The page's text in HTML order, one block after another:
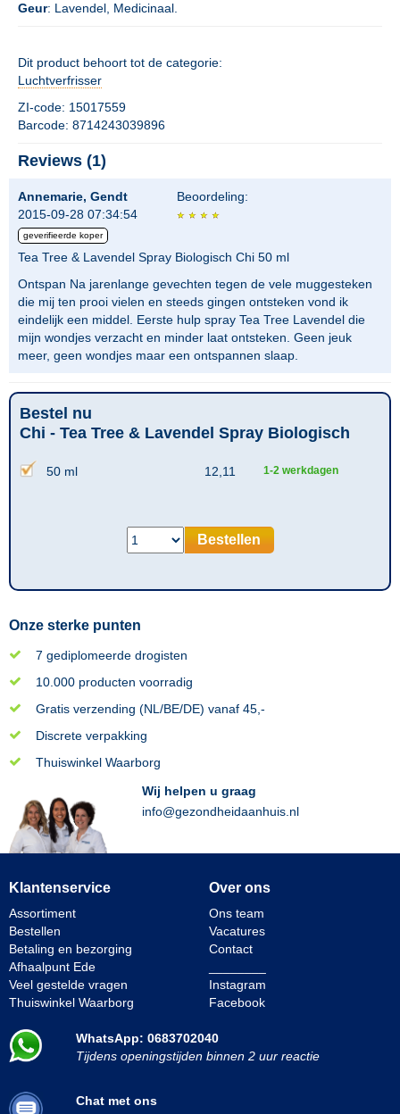
Geur: Lavendel, Medicinaal.
Dit product behoort tot de categorie:
Luchtverfrisser
ZI-code: 15017559
Barcode: 8714243039896
Reviews (1)
Annemarie, Gendt
2015-09-28 07:34:54
geverifieerde koper
Beoordeling:
Tea Tree & Lavendel Spray Biologisch Chi 50 ml
Ontspan Na jarenlange gevechten tegen de vele muggesteken
die mij ten prooi vielen en steeds gingen ontsteken vond ik
eindelijk een middel. Eerste hulp spray Tea Tree Lavendel die
mijn wondjes verzacht en minder laat ontsteken. Geen jeuk
meer, geen wondjes maar een ontspannen slaap.
Bestel nu
Chi - Tea Tree & Lavendel Spray Biologisch
50 ml 12,11 1-2 werkdagen
Bestellen
Onze sterke punten
7 gediplomeerde drogisten
10.000 producten voorradig
Gratis verzending (NL/BE/DE) vanaf 45,-
Discrete verpakking
Thuiswinkel Waarborg
Wij helpen u graag
info@gezondheidaanhuis.nl
Klantenservice
Assortiment
Bestellen
Betaling en bezorging
Afhaalpunt Ede
Veel gestelde vragen
Thuiswinkel Waarborg
Over ons
Ons team
Vacatures
Contact
Instagram
Facebook
WhatsApp: 0683702040
Tijdens openingstijden binnen 2 uur reactie
Chat met ons